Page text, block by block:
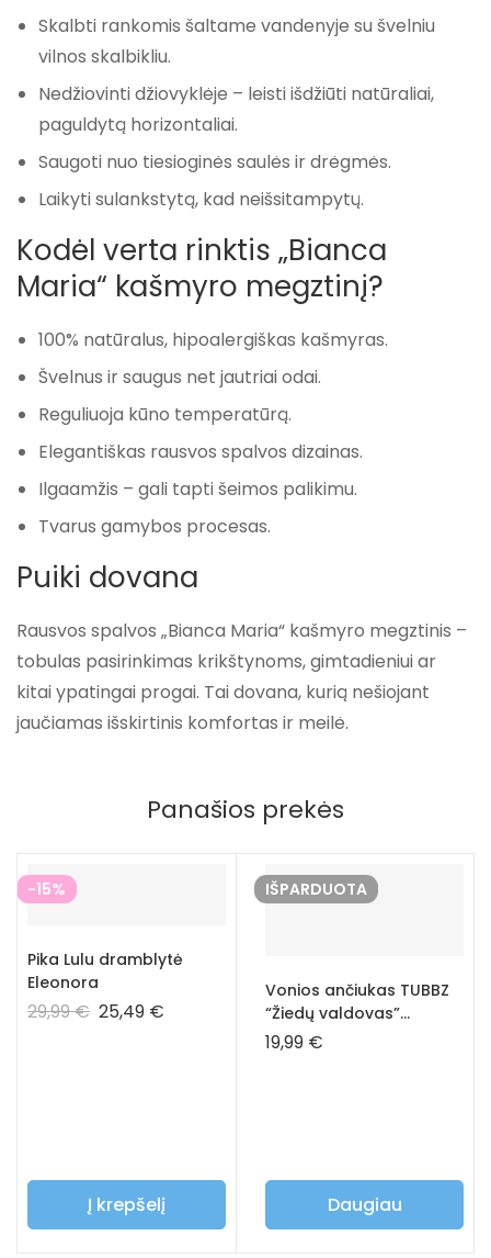
Skalbti rankomis šaltame vandenyje su švelniu
vilnos skalbikliu.
Nedžiovinti džiovyklėje – leisti išdžiūti natūraliai,
paguldytą horizontaliai.
Saugoti nuo tiesioginės saulės ir drėgmės.
Laikyti sulankstytą, kad neišsitampytų.
Kodėl verta rinktis „Bianca
Maria“ kašmyro megztinį?
100% natūralus, hipoalergiškas kašmyras.
Švelnus ir saugus net jautriai odai.
Reguliuoja kūno temperatūrą.
Elegantiškas rausvos spalvos dizainas.
Ilgaamžis – gali tapti šeimos palikimu.
Tvarus gamybos procesas.
Puiki dovana
Rausvos spalvos „Bianca Maria“ kašmyro megztinis –
tobulas pasirinkimas krikštynoms, gimtadieniui ar
kitai ypatingai progai. Tai dovana, kurią nešiojant
jaučiamas išskirtinis komfortas ir meilė.
Panašios prekės
-15%
Pika Lulu dramblytė
Eleonora
29,99€ 25,49 €
Į krepšelį
IŠPARDUOTA
Vonios ančiukas TUBBZ
“Žiedų valdovas”
Gendalfas baltasis
19,99 €
Daugiau